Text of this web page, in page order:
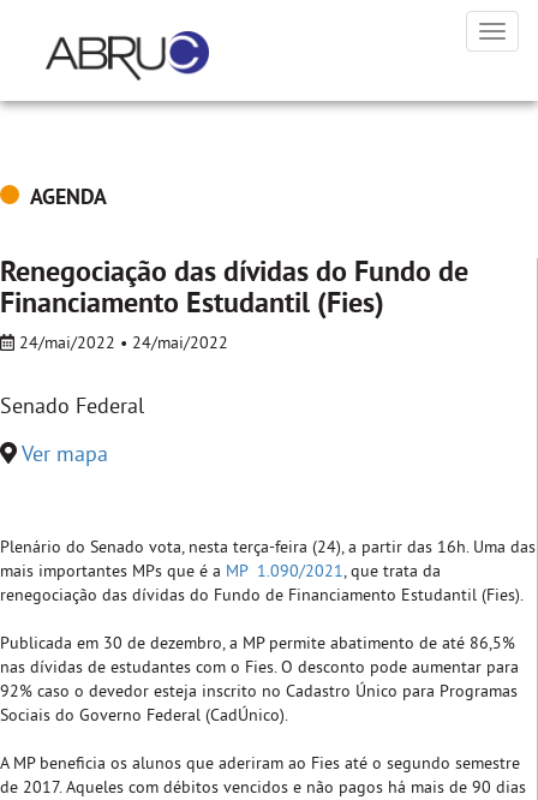
AGENDA
Renegociação das dívidas do Fundo de
Financiamento Estudantil (Fies)
24/mai/2022 • 24/mai/2022
Senado Federal
Ver mapa
Plenário do Senado vota, nesta terça-feira (24), a partir das 16h. Uma das
mais importantes MPs que é a MP 1.090/2021, que trata da
renegociação das dívidas do Fundo de Financiamento Estudantil (Fies).
Publicada em 30 de dezembro, a MP permite abatimento de até 86,5%
nas dívidas de estudantes com o Fies. O desconto pode aumentar para
92% caso o devedor esteja inscrito no Cadastro Único para Programas
Sociais do Governo Federal (CadÚnico).
A MP beneficia os alunos que aderiram ao Fies até o segundo semestre
de 2017. Aqueles com débitos vencidos e não pagos há mais de 90 dias